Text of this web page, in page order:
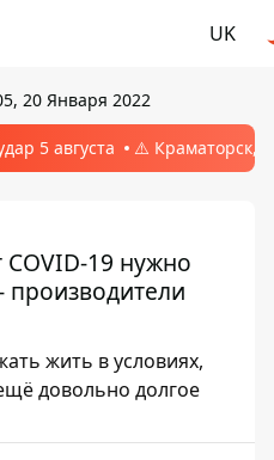
UK
20 Января 2022
5 августа ⚠️ Краматорск,
19 нужно
жить в условиях,
довольно долгое